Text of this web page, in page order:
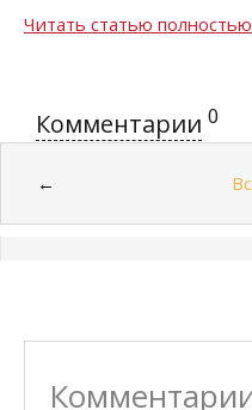
Читать статью полностью
Комментарии 0
←